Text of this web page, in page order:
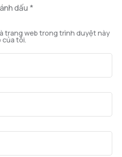
dấu *
trang web trong trình duyệt này
của tôi.